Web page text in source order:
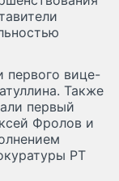
первого вице-
Также
первый
Фролов и
РТ